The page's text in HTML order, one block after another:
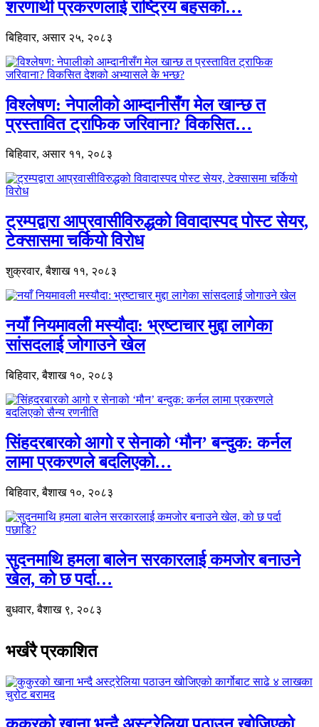
शरणार्थी प्रकरणलाई राष्ट्रिय बहसको…
बिहिवार, असार २५, २०८३
विश्लेषण: नेपालीको आम्दानीसँग मेल खान्छ त
प्रस्तावित ट्राफिक जरिवाना? विकसित…
बिहिवार, असार ११, २०८३
ट्रम्पद्वारा आप्रवासीविरुद्धको विवादास्पद पोस्ट सेयर,
टेक्सासमा चर्कियो विरोध
शुक्रवार, बैशाख ११, २०८३
नयाँ नियमावली मस्यौदा: भ्रष्टाचार मुद्दा लागेका
सांसदलाई जोगाउने खेल
बिहिवार, बैशाख १०, २०८३
सिंहदरबारको आगो र सेनाको ‘मौन’ बन्दुक: कर्नल
लामा प्रकरणले बदलिएको…
बिहिवार, बैशाख १०, २०८३
सुदनमाथि हमला बालेन सरकारलाई कमजोर बनाउने
खेल, को छ पर्दा…
बुधवार, बैशाख ९, २०८३
भर्खरै प्रकाशित